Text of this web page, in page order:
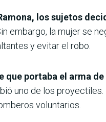
los sujetos
embargo, la mujer se
y evitar el robo.
que portaba el arma
uno de los
voluntarios.